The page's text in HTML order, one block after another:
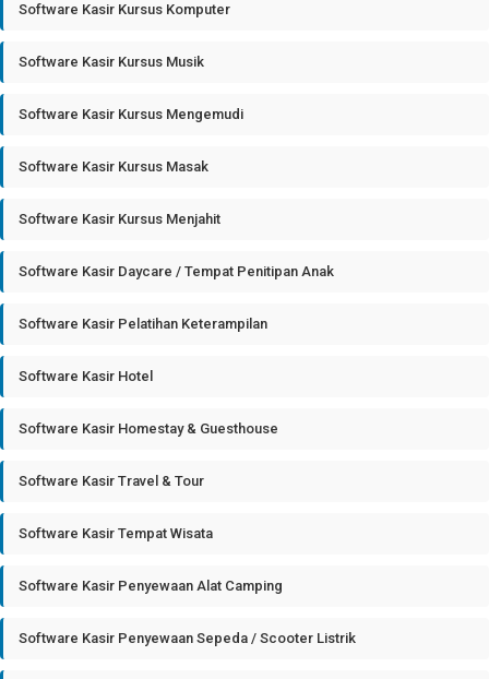
Software Kasir Kursus Komputer
Software Kasir Kursus Musik
Software Kasir Kursus Mengemudi
Software Kasir Kursus Masak
Software Kasir Kursus Menjahit
Software Kasir Daycare / Tempat Penitipan Anak
Software Kasir Pelatihan Keterampilan
Software Kasir Hotel
Software Kasir Homestay & Guesthouse
Software Kasir Travel & Tour
Software Kasir Tempat Wisata
Software Kasir Penyewaan Alat Camping
Software Kasir Penyewaan Sepeda / Scooter Listrik